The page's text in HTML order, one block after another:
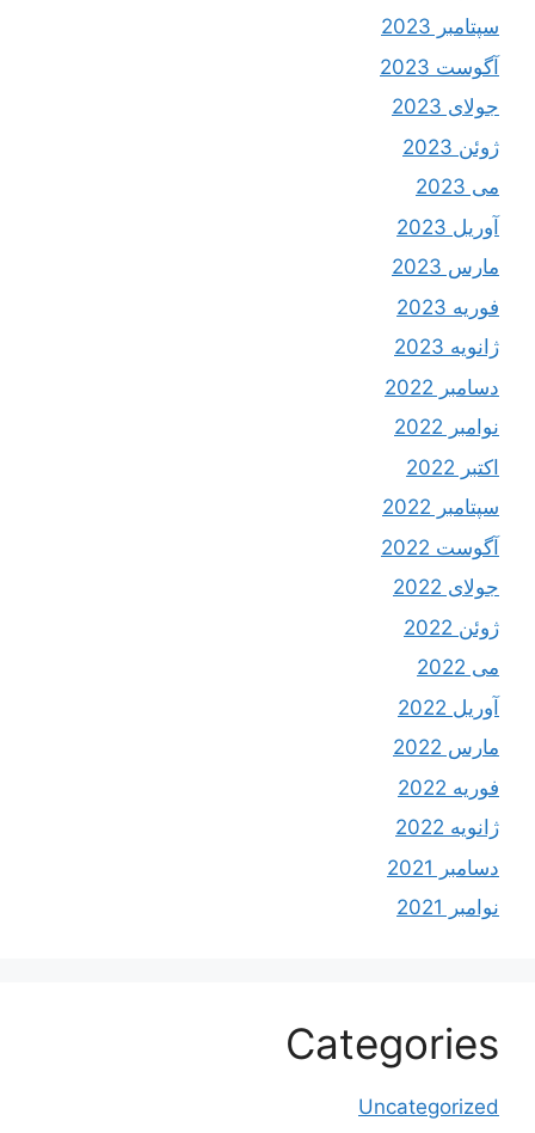
سپتامبر 2023
آگوست 2023
جولای 2023
ژوئن 2023
می 2023
آوریل 2023
مارس 2023
فوریه 2023
ژانویه 2023
دسامبر 2022
نوامبر 2022
اکتبر 2022
سپتامبر 2022
آگوست 2022
جولای 2022
ژوئن 2022
می 2022
آوریل 2022
مارس 2022
فوریه 2022
ژانویه 2022
دسامبر 2021
نوامبر 2021
Categories
Uncategorized